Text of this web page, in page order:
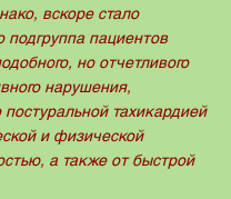
вскоре стало
подгруппа пациентов
но отчетливого
нарушения,
постуральной тахикардией
и физической
а также от быстрой